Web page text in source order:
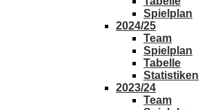
Spielplan
2024/25
Team
Spielplan
Tabelle
Statistiken
2023/24
Team